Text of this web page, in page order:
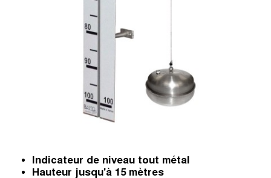
Indicateur de niveau tout métal
Hauteur jusqu'à 15 mètres